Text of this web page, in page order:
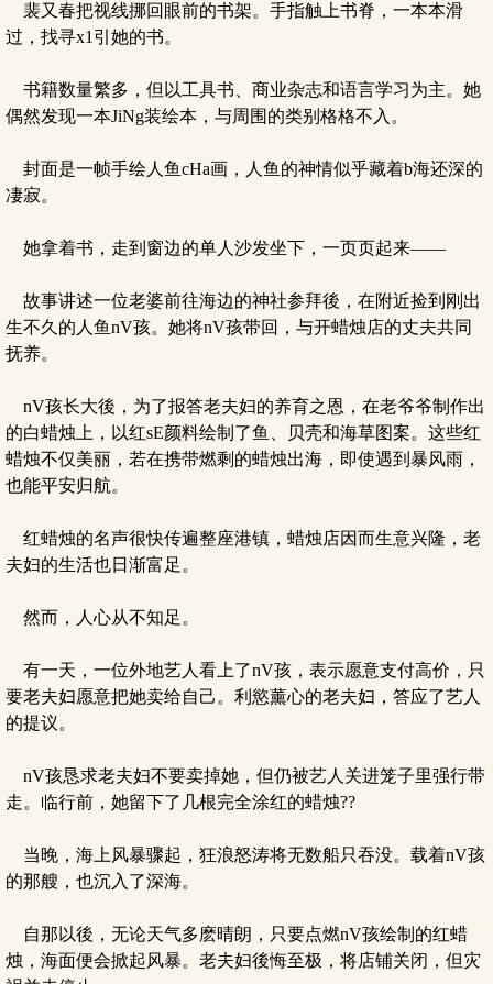
裴又春把视线挪回眼前的书架。手指触上书脊，一本本滑
过，找寻x1引她的书。
书籍数量繁多，但以工具书、商业杂志和语言学习为主。她
偶然发现一本JiNg装绘本，与周围的类别格格不入。
封面是一帧手绘人鱼cHa画，人鱼的神情似乎藏着b海还深的
凄寂。
她拿着书，走到窗边的单人沙发坐下，一页页起来——
故事讲述一位老婆前往海边的神社参拜後，在附近捡到刚出
生不久的人鱼nV孩。她将nV孩带回，与开蜡烛店的丈夫共同
抚养。
nV孩长大後，为了报答老夫妇的养育之恩，在老爷爷制作出
的白蜡烛上，以红sE颜料绘制了鱼、贝壳和海草图案。这些红
蜡烛不仅美丽，若在携带燃剩的蜡烛出海，即使遇到暴风雨，
也能平安归航。
红蜡烛的名声很快传遍整座港镇，蜡烛店因而生意兴隆，老
夫妇的生活也日渐富足。
然而，人心从不知足。
有一天，一位外地艺人看上了nV孩，表示愿意支付高价，只
要老夫妇愿意把她卖给自己。利慾薰心的老夫妇，答应了艺人
的提议。
nV孩恳求老夫妇不要卖掉她，但仍被艺人关进笼子里强行带
走。临行前，她留下了几根完全涂红的蜡烛??
当晚，海上风暴骤起，狂浪怒涛将无数船只吞没。载着nV孩
的那艘，也沉入了深海。
自那以後，无论天气多麽晴朗，只要点燃nV孩绘制的红蜡
烛，海面便会掀起风暴。老夫妇後悔至极，将店铺关闭，但灾